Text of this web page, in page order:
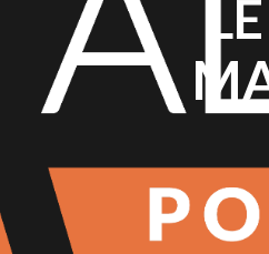
ALLIANCE Police
un bureau à la